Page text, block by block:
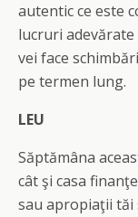
autentic ce este
lucruri
vei face
pe termen lung.
LEU
Săptămâna
cât şi casa
sau apropiaţii tăi